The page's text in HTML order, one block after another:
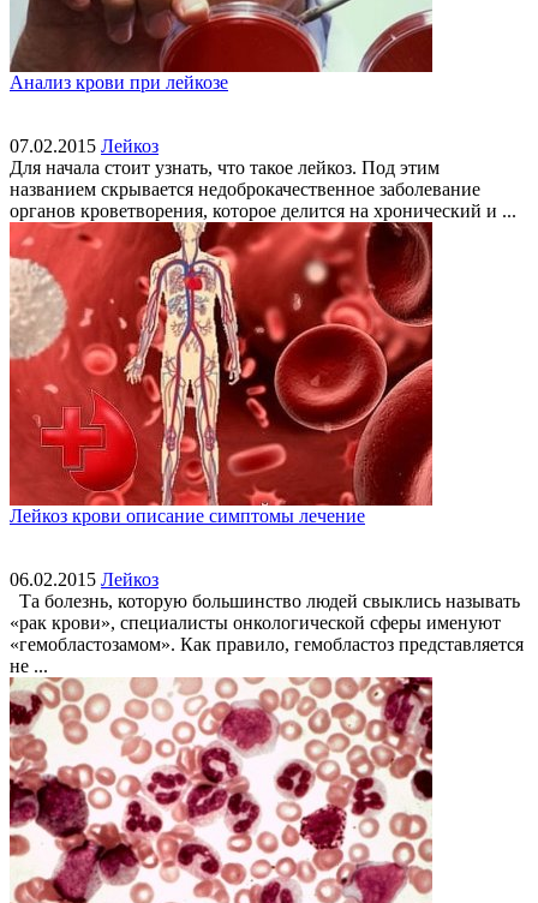
Анализ крови при лейкозе
07.02.2015 Лейкоз
Для начала стоит узнать, что такое лейкоз. Под этим
названием скрывается недоброкачественное заболевание
органов кроветворения, которое делится на хронический и ...
Лейкоз крови описание симптомы лечение
06.02.2015 Лейкоз
Та болезнь, которую большинство людей свыклись называть
«рак крови», специалисты онкологической сферы именуют
«гемобластозамом». Как правило, гемобластоз представляется
не ...